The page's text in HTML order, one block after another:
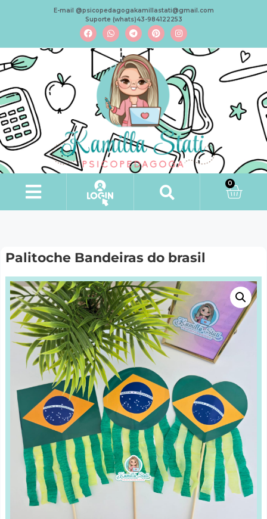
E-mail @psicopedagogakamillastati@gmail.com
Suporte (whats)43-984122253
0
Palitoche Bandeiras do brasil